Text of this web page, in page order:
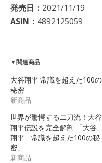
発売日： 2021/11/19
ASIN： 4892125059
▼関連商品
大谷翔平 常識を超えた100の
秘密
新商品
世界が驚愕する二刀流！大谷
翔平伝説を完全解剖 「大谷
翔平 常識を超えた100の秘
密」
新商品